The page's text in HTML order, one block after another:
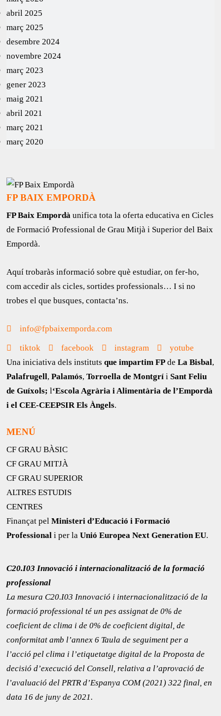
abril 2025
març 2025
desembre 2024
novembre 2024
març 2023
gener 2023
maig 2021
abril 2021
març 2021
març 2020
FP BAIX EMPORDÀ
FP Baix Empordàunifica tota la oferta educativa en Cicles
de Formació Professional de Grau Mitjà i Superior del Baix
Empordà.
Aquí trobaràs informació sobre què estudiar, on fer-ho,
com accedir als cicles, sortides professionals… I si no
trobes el que busques, contacta’ns.
info@fpbaixemporda.com
tiktok facebook instagram
yotube
Una iniciativa dels institutsque impartim FP deLa Bisbal,
Palafrugell,Palamós,Torroella de Montgrí i Sant Feliu
de Guíxols; l‘Escola Agrària i Alimentària de l’Empordà
i el CEE-CEEPSIR Els Àngels.
MENÚ
CF GRAU BÀSIC
CF GRAU MITJÀ
CF GRAU SUPERIOR
ALTRES ESTUDIS
CENTRES
Finançat pelMinisteri d’Educació i Formació
Professional i per laUnió Europea Next Generation EU.
C20.I03 Innovació i internacionalització de la formació
professional
La mesura C20.I03 Innovació i internacionalització de la
formació professional té un pes assignat de 0% de
coeficient de clima i de 0% de coeficient digital, de
conformitat amb l’annex 6 Taula de seguiment per a
l’acció pel clima i l’etiquetatge digital de la Proposta de
decisió d’execució del Consell, relativa a l’aprovació de
l’avaluació del PRTR d’Espanya COM (2021) 322 final, en
data 16 de juny de 2021.